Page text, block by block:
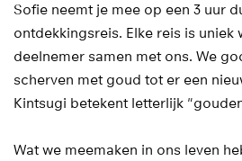
Sofie neemt je mee op een 3 uur
ontdekkingsreis. Elke reis is uniek
deelnemer samen met ons. We
scherven met goud tot er een
Kintsugi betekent letterlijk
Wat we meemaken in ons leven